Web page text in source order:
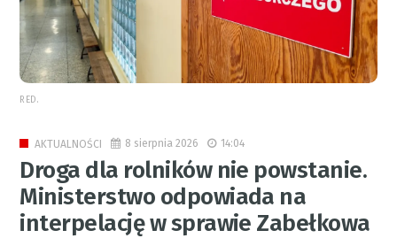
RED.
AKTUALNOŚCI 8 sierpnia 2026 14:04
Droga dla rolników nie powstanie.
Ministerstwo odpowiada na
interpelację w sprawie Zabełkowa